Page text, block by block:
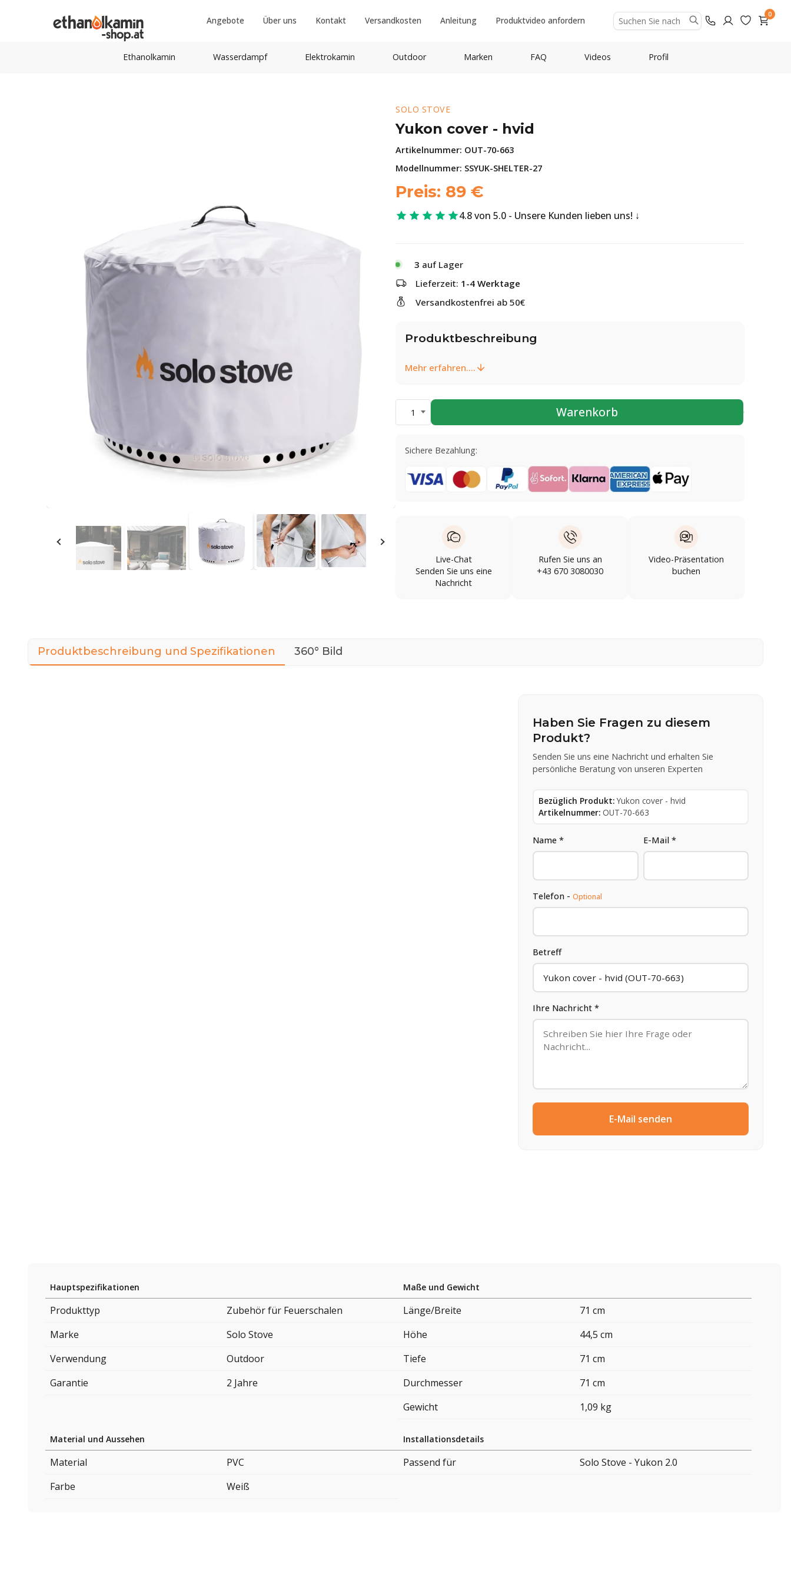
Angebote Über uns Kontakt Versandkosten Anleitung Produktvideo anfordern
0
Ethanolkamin Wasserdampf Elektrokamin Outdoor Marken FAQ Videos Profil
SOLO STOVE
Yukon cover - hvid
Artikelnummer: OUT-70-663
Modellnummer: SSYUK-SHELTER-27
Preis: 89 €
4.8 von 5.0 - Unsere Kunden lieben uns!
3 auf Lager
Lieferzeit: 1-4 Werktage
Versandkostenfrei ab 50€
Produktbeschreibung
Mehr erfahren....
1 Warenkorb
Sichere Bezahlung:
Live-Chat
Senden Sie uns eine
Nachricht
Rufen Sie uns an
+43 670 3080030
Video-Präsentation
buchen
Produktbeschreibung und Spezifikationen 360° Bild
Haben Sie Fragen zu diesem
Produkt?
Senden Sie uns eine Nachricht und erhalten Sie
persönliche Beratung von unseren Experten
Bezüglich Produkt: Yukon cover - hvid
Artikelnummer: OUT-70-663
Name * E-Mail *
Telefon -Optional
Betreff
Ihre Nachricht *
E-Mail senden
Hauptspezifikationen
Produkttyp
Zubehör für Feuerschalen
Marke
Solo Stove
Verwendung
Outdoor
Garantie
2 Jahre
Maße und Gewicht
Länge/Breite
71 cm
Höhe
44,5 cm
Tiefe
71 cm
Durchmesser
71 cm
Gewicht
1,09 kg
Material und Aussehen
Material
PVC
Farbe
Weiß
Installationsdetails
Passend für Solo Stove - Yukon 2.0